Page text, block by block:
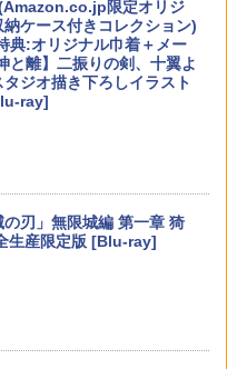
チナ会員様限定！エント
10倍！】【メール便発
任天堂 Nintendo Switch 2
スプラトゥーン レイダー
2 ゼノブレイド ディ
庫品》
リー【PSE基準検品】ワ
ローラー SONY対応 ロワ
トロボット Destiny 2
nintendo switchプロコ
郵便のみ送料無料】しま
-吉原大炎上ー (完全生産限
】 [ 杉田智和 ]
刃」無限城編 第一章 猗
リペイド番号 9000円|オ
版
リペイド番号 5000円|オ
版
5
ッドナイト ブラック(CFI-
ワイヤレスコン
充電式バッテリー + US
】Thrustmaster スラスト
、Xbox One、Xbox Serie
限定オリジ
ケース付きコレクション)
典:オリジナル巾着＋メー
と離】二振りの剣、十翼よ
タジオ描き下ろしイラスト
ray]
の刃」無限城編 第一章 猗
生産限定版 [Blu-ray]